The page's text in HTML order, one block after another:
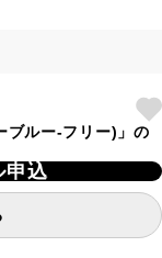
ブルー-フリー)」の
申込